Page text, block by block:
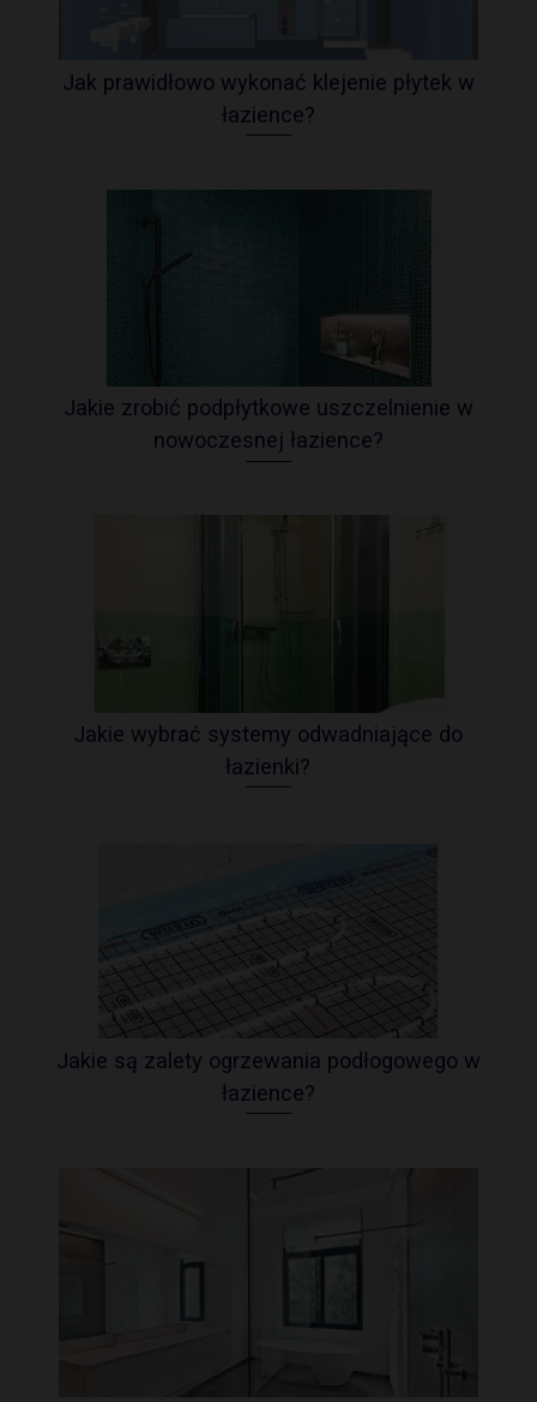
Jak prawidłowo wykonać klejenie płytek w
łazience?
Jakie zrobić podpłytkowe uszczelnienie w
nowoczesnej łazience?
Jakie wybrać systemy odwadniające do
łazienki?
Jakie są zalety ogrzewania podłogowego w
łazience?